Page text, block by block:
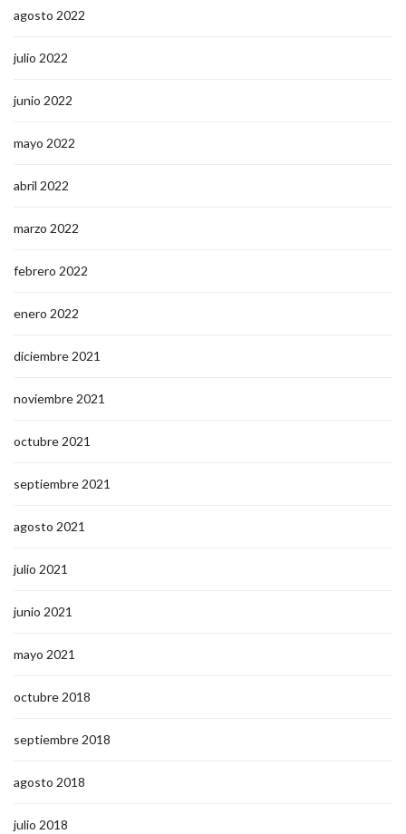
agosto 2022
julio 2022
junio 2022
mayo 2022
abril 2022
marzo 2022
febrero 2022
enero 2022
diciembre 2021
noviembre 2021
octubre 2021
septiembre 2021
agosto 2021
julio 2021
junio 2021
mayo 2021
octubre 2018
septiembre 2018
agosto 2018
julio 2018